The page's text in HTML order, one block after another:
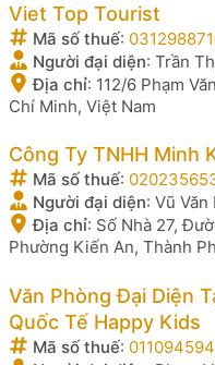
Viet Top Tourist
Mã số thuế:
Người đại diện: Trần
Địa chỉ: 112/6 Phạm
Chí Minh, Việt Nam
Công Ty TNHH Minh
Mã số thuế:
Người đại diện: Vũ Văn
Địa chỉ: Số Nhà 27,
Phường Kiến An, Thành
Văn Phòng Đại Diện
Quốc Tế Happy Kids
Mã số thuế: